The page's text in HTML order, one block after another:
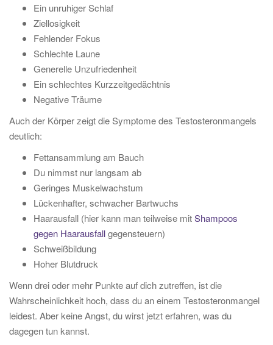
Ein unruhiger Schlaf
Ziellosigkeit
Fehlender Fokus
Schlechte Laune
Generelle Unzufriedenheit
Ein schlechtes Kurzzeitgedächtnis
Negative Träume
Auch der Körper zeigt die Symptome des Testosteronmangels
deutlich:
Fettansammlung am Bauch
Du nimmst nur langsam ab
Geringes Muskelwachstum
Lückenhafter, schwacher Bartwuchs
Haarausfall (hier kann man teilweise mitShampoos
gegen Haarausfallgegensteuern)
Schweißbildung
Hoher Blutdruck
Wenn drei oder mehr Punkte auf dich zutreffen, ist die
Wahrscheinlichkeit hoch, dass du an einem Testosteronmangel
leidest. Aber keine Angst, du wirst jetzt erfahren, was du
dagegen tun kannst.